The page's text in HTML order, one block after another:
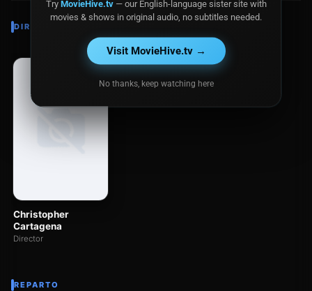
DIRECTOR
Christopher
Cartagena
Director
REPARTO
Try MovieHive.tv— our English-language sister site with
movies & shows in original audio, no subtitles needed.
Visit MovieHive.tv →
No thanks, keep watching here